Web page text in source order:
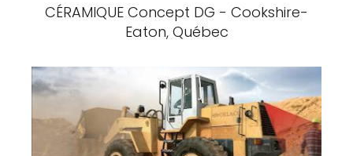
CÉRAMIQUE Concept DG - Cookshire-
Eaton, Québec